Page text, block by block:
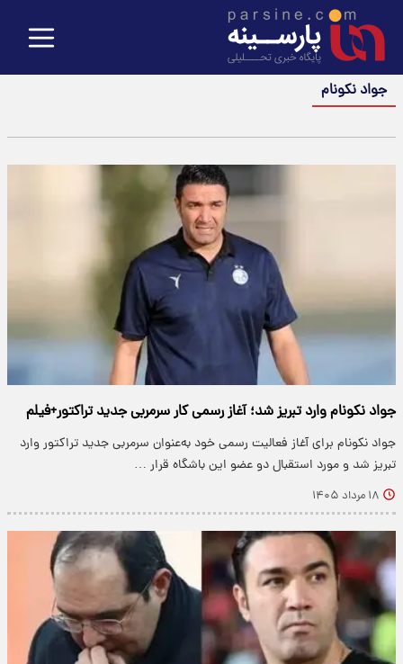
جواد نکونام
جواد نکونام وارد تبریز شد؛ آغاز رسمی کار سرمربی جدید تراکتور+فیلم
جواد نکونام برای آغاز فعالیت رسمی خود به‌عنوان سرمربی جدید تراکتور وارد
تبریز شد و مورد استقبال دو عضو این باشگاه قرار …
۱۸ مرداد ۱۴۰۵